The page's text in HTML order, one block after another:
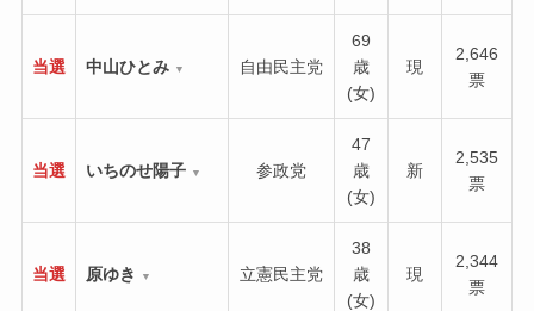
当選 中山ひとみ ▼ 自由民主党
69
歳
(女)
現
2,646
票
当選 いちのせ陽子 ▼ 参政党
47
歳
(女)
新
2,535
票
当選 原ゆき ▼ 立憲民主党
38
歳
(女)
現
2,344
票